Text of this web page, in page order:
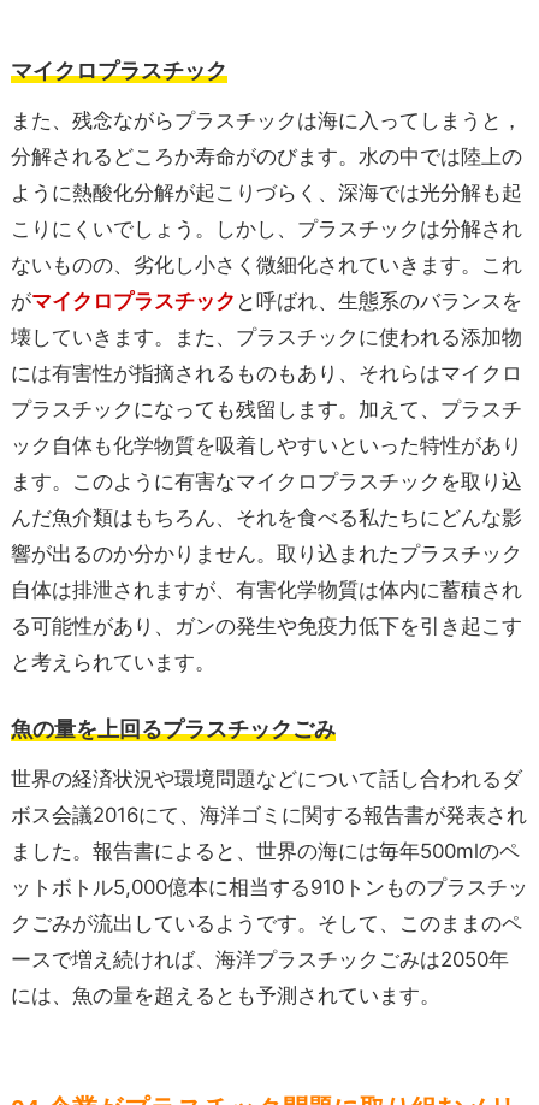
マイクロプラスチック
また、残念ながらプラスチックは海に入ってしまうと，
分解されるどころか寿命がのびます。水の中では陸上の
ように熱酸化分解が起こりづらく、深海では光分解も起
こりにくいでしょう。しかし、プラスチックは分解され
ないものの、劣化し小さく微細化されていきます。これ
がマイクロプラスチック と呼ばれ、生態系のバランスを
壊していきます。また、プラスチックに使われる添加物
には有害性が指摘されるものもあり、それらはマイクロ
プラスチックになっても残留します。加えて、プラスチ
ック自体も化学物質を吸着しやすいといった特性があり
ます。このように有害なマイクロプラスチックを取り込
んだ魚介類はもちろん、それを食べる私たちにどんな影
響が出るのか分かりません。取り込まれたプラスチック
自体は排泄されますが、有害化学物質は体内に蓄積され
る可能性があり、ガンの発生や免疫力低下を引き起こす
と考えられています。
魚の量を上回るプラスチックごみ
世界の経済状況や環境問題などについて話し合われるダ
ボス会議2016にて、海洋ゴミに関する報告書が発表され
ました。報告書によると、世界の海には毎年500mlのペ
ットボトル5,000億本に相当する910トンものプラスチッ
クごみが流出しているようです。そして、このままのペ
ースで増え続ければ、海洋プラスチックごみは2050年
には、魚の量を超えるとも予測されています。